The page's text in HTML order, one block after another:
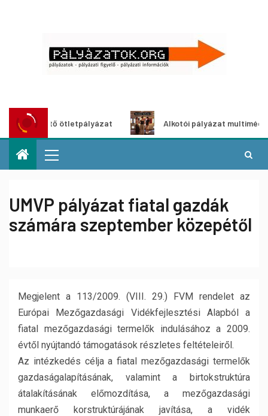
ötletpályázat Alkotói pályázat multimédia-
UMVP pályázat fiatal gazdák
számára szeptember közepétől
Megjelent a 113/2009. (VIII. 29.) FVM rendelet az
Európai Mezőgazdasági Vidékfejlesztési Alapból a
fiatal mezőgazdasági termelők indulásához a 2009.
évtől nyújtandó támogatások részletes feltételeiről.
Az intézkedés célja a fiatal mezőgazdasági termelők
gazdaságalapításának, valamint a birtokstruktúra
átalakításának előmozdítása, a mezőgazdasági
munkaerő korstruktúrájának javítása, a vidék